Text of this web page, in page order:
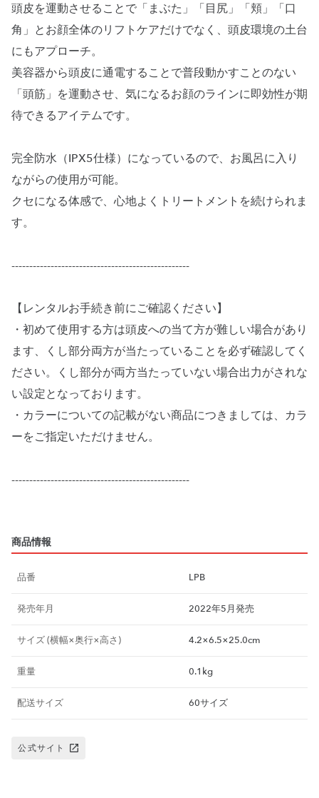
頭皮を運動させることで「まぶた」「目尻」「頬」「口
角」とお顔全体のリフトケアだけでなく、頭皮環境の土台
にもアプローチ。
美容器から頭皮に通電することで普段動かすことのない
「頭筋」を運動させ、気になるお顔のラインに即効性が期
待できるアイテムです。
完全防水（IPX5仕様）になっているので、お風呂に入り
ながらの使用が可能。
クセになる体感で、心地よくトリートメントを続けられま
す。
--------------------------------------------------
【レンタルお手続き前にご確認ください】
・初めて使用する方は頭皮への当て方が難しい場合があり
ます、くし部分両方が当たっていることを必ず確認してく
ださい。くし部分が両方当たっていない場合出力がされな
い設定となっております。
・カラーについての記載がない商品につきましては、カラ
ーをご指定いただけません。
--------------------------------------------------
商品情報
品番 LPB
発売年月 2022年5月発売
サイズ (横幅×奥行×高さ) 4.2×6.5×25.0cm
重量 0.1kg
配送サイズ 60サイズ
公式サイト